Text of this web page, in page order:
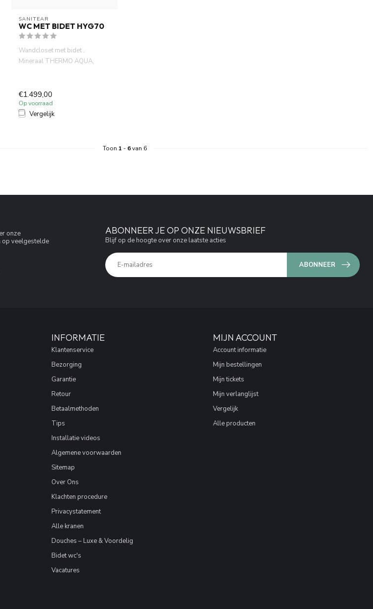
SANITEAR
WC MET BIDET HYG70
Wandcloset met bidet ,
Mineraal THERMO AQUA,
€1.499,00
Op voorraad
Vergelijk
Toon 1 - 6van 6
onze
op veelgestelde
ABONNEER JE OP ONZE NIEUWSBRIEF
Blijf op de hoogte over onze laatste acties
ABONNEER
INFORMATIE
Klantenservice
Bezorging
Garantie
Retour
Betaalmethoden
Tips
Installatie videos
Algemene voorwaarden
Sitemap
Over Ons
Klachten procedure
Privacystatement
Alle kranen
Douches – Luxe & Voordelig
Bidet wc's
Vacatures
MIJN ACCOUNT
Account informatie
Mijn bestellingen
Mijn tickets
Mijn verlanglijst
Vergelijk
Alle producten